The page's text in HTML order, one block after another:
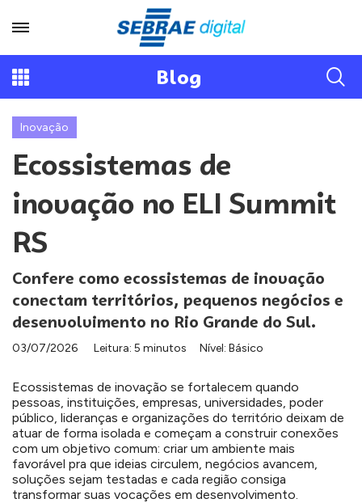
Blog
Inovação
Ecossistemas de
inovação no ELI Summit
RS
Confere como ecossistemas de inovação
conectam territórios, pequenos negócios e
desenvolvimento no Rio Grande do Sul.
03/07/2026 Leitura: 5 minutos Nível: Básico
Ecossistemas de inovação se fortalecem quando
pessoas, instituições, empresas, universidades, poder
público, lideranças e organizações do território deixam de
atuar de forma isolada e começam a construir conexões
com um objetivo comum: criar um ambiente mais
favorável pra que ideias circulem, negócios avancem,
soluções sejam testadas e cada região consiga
transformar suas vocações em desenvolvimento.